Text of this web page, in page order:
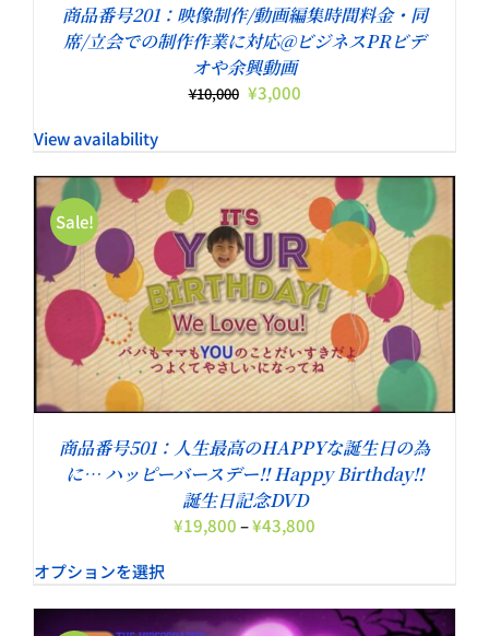
商品番号201：映像制作/動画編集時間料金・同
席/立会での制作作業に対応@ビジネスPRビデ
オや余興動画
¥10,000 元
は
¥10,000
で
し
た。
¥3,000現
格
は
¥3,000
で
す。
View availability
Sale!
商品番号501：人生最高のHAPPYな誕生日の為
に… ハッピーバースデー!! Happy Birthday!!
誕生日記念DVD
¥19,800–¥43,800
–
オプションを選択